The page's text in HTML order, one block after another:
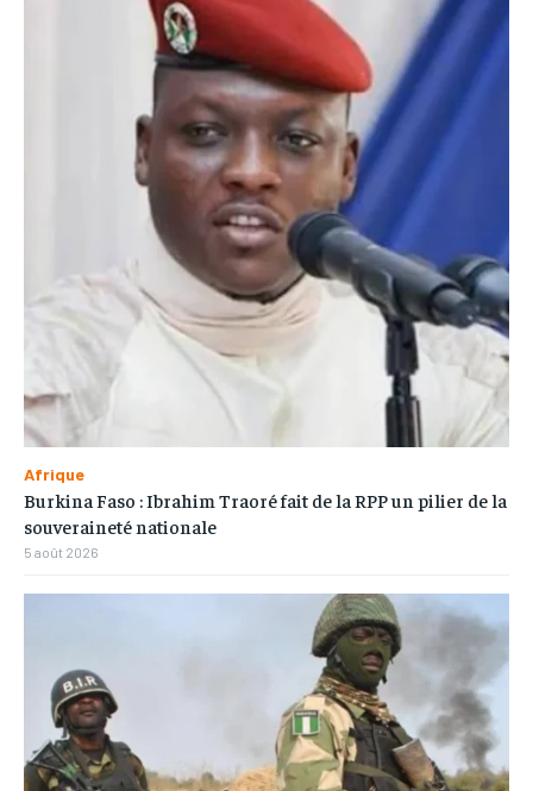
Afrique
Burkina Faso : Ibrahim Traoré fait de la RPP un pilier de la
souveraineté nationale
5 août 2026